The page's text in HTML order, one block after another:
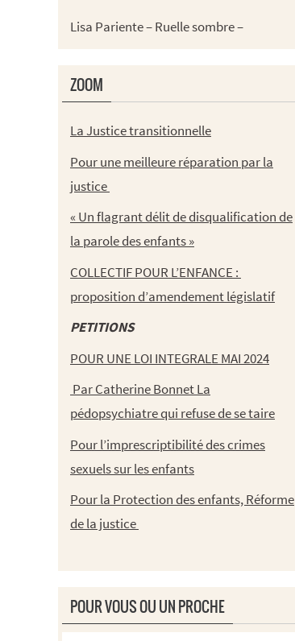
Lisa Pariente – Ruelle sombre –
ZOOM
La Justice transitionnelle
Pour une meilleure réparation par la
justice
« Un flagrant délit de disqualification de
la parole des enfants »
COLLECTIF POUR L’ENFANCE :
proposition d’amendement législatif
PETITIONS
POUR UNE LOI INTEGRALE MAI 2024
Par Catherine Bonnet La
pédopsychiatre qui refuse de se taire
Pour l’imprescriptibilité des crimes
sexuels sur les enfants
Pour la Protection des enfants, Réforme
de la justice
POUR VOUS OU UN PROCHE